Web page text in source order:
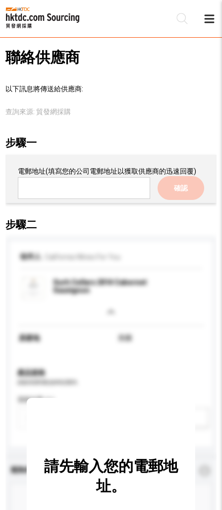
聯絡供應商
以下訊息將傳送給供應商:
查詢來源: 貿發網採購
步驟一
電郵地址(填寫您的公司電郵地址以獲取供應商的迅速回覆)
確認
步驟二
收件人
Surh Cellars 2014 Cabernet
Sauvignon
原產地 美國
產品規格
酒精含量 (%)
查詢內容 *必須填寫
請先輸入您的電郵地
址。